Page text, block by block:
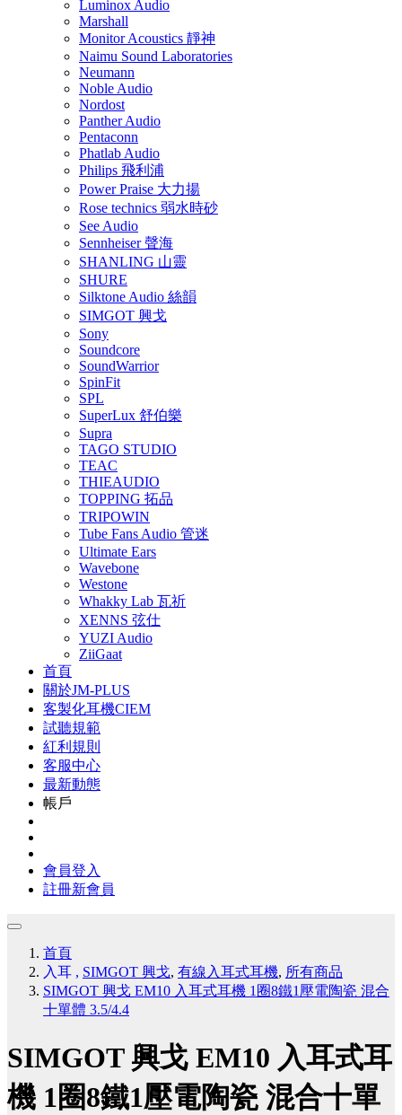
Luminox Audio
Marshall
Monitor Acoustics 靜神
Naimu Sound Laboratories
Neumann
Noble Audio
Nordost
Panther Audio
Pentaconn
Phatlab Audio
Philips 飛利浦
Power Praise 大力揚
Rose technics 弱水時砂
See Audio
Sennheiser 聲海
SHANLING 山靈
SHURE
Silktone Audio 絲韻
SIMGOT 興戈
Sony
Soundcore
SoundWarrior
SpinFit
SPL
SuperLux 舒伯樂
Supra
TAGO STUDIO
TEAC
THIEAUDIO
TOPPING 拓品
TRIPOWIN
Tube Fans Audio 管迷
Ultimate Ears
Wavebone
Westone
Whakky Lab 瓦祈
XENNS 弦仕
YUZI Audio
ZiiGaat
首頁
關於JM-PLUS
客製化耳機CIEM
試聽規範
紅利規則
客服中心
最新動態
帳戶
會員登入
註冊新會員
首頁
入耳 , SIMGOT 興戈, 有線入耳式耳機, 所有商品
SIMGOT 興戈 EM10 入耳式耳機 1圈8鐵1壓電陶瓷 混合
十單體 3.5/4.4
SIMGOT 興戈 EM10 入耳式耳
機 1圈8鐵1壓電陶瓷 混合十單